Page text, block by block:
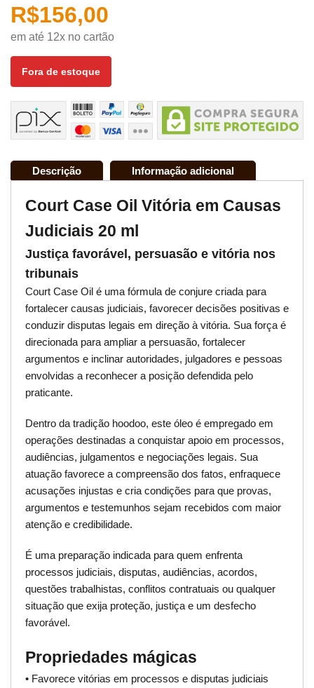
R$156,00
em até 12x no cartão
Fora de estoque
Descrição Informação adicional
Court Case Oil Vitória em Causas
Judiciais 20 ml
Justiça favorável, persuasão e vitória nos
tribunais
Court Case Oil é uma fórmula de conjure criada para
fortalecer causas judiciais, favorecer decisões positivas e
conduzir disputas legais em direção à vitória. Sua força é
direcionada para ampliar a persuasão, fortalecer
argumentos e inclinar autoridades, julgadores e pessoas
envolvidas a reconhecer a posição defendida pelo
praticante.
Dentro da tradição hoodoo, este óleo é empregado em
operações destinadas a conquistar apoio em processos,
audiências, julgamentos e negociações legais. Sua
atuação favorece a compreensão dos fatos, enfraquece
acusações injustas e cria condições para que provas,
argumentos e testemunhos sejam recebidos com maior
atenção e credibilidade.
É uma preparação indicada para quem enfrenta
processos judiciais, disputas, audiências, acordos,
questões trabalhistas, conflitos contratuais ou qualquer
situação que exija proteção, justiça e um desfecho
favorável.
Propriedades mágicas
• Favorece vitórias em processos e disputas judiciais